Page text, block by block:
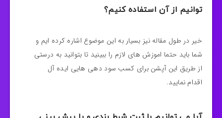
توانیم از آن استفاده کنیم؟
خیر در طول مقاله نیز بسیار به این موضوع اشاره کرده ایم و
شما باید حتما اموزش های لازم را ببینید تا بتوانید به درستی
از طریق این آپشن برای کسب سود دهی هایی ایده آل
اقدام نمایید.